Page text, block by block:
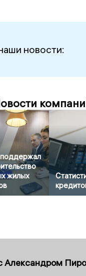
новости:
жилых
Александром